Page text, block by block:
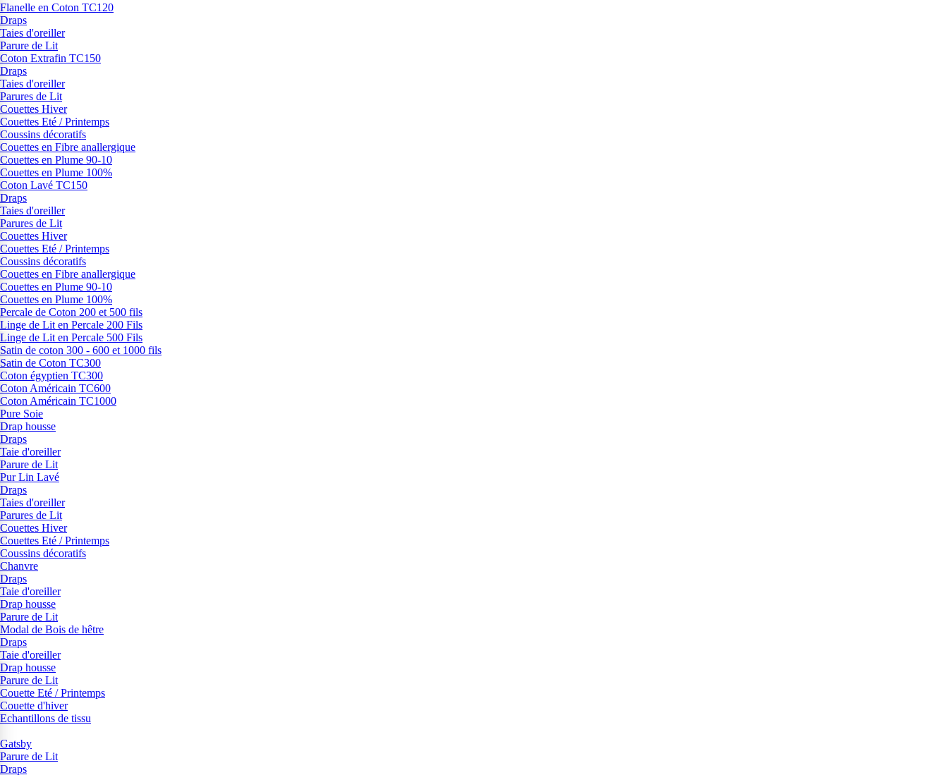
Flanelle en Coton TC120
Draps
Taies d'oreiller
Parure de Lit
Coton Extrafin TC150
Draps
Taies d'oreiller
Parures de Lit
Couettes Hiver
Couettes Eté / Printemps
Coussins décoratifs
Couettes en Fibre anallergique
Couettes en Plume 90-10
Couettes en Plume 100%
Coton Lavé TC150
Draps
Taies d'oreiller
Parures de Lit
Couettes Hiver
Couettes Eté / Printemps
Coussins décoratifs
Couettes en Fibre anallergique
Couettes en Plume 90-10
Couettes en Plume 100%
Percale de Coton 200 et 500 fils
Linge de Lit en Percale 200 Fils
Linge de Lit en Percale 500 Fils
Satin de coton 300 - 600 et 1000 fils
Satin de Coton TC300
Coton égyptien TC300
Coton Américain TC600
Coton Américain TC1000
Pure Soie
Drap housse
Draps
Taie d'oreiller
Parure de Lit
Pur Lin Lavé
Draps
Taies d'oreiller
Parures de Lit
Couettes Hiver
Couettes Eté / Printemps
Coussins décoratifs
Chanvre
Draps
Taie d'oreiller
Drap housse
Parure de Lit
Modal de Bois de hêtre
Draps
Taie d'oreiller
Drap housse
Parure de Lit
Couette Eté / Printemps
Couette d'hiver
Echantillons de tissu
Gatsby
Parure de Lit
Draps